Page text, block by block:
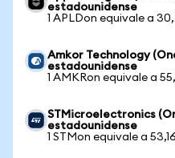
estadounidense
1 APLDon equivale a
Amkor Technology
estadounidense
1 AMKRon equivale a
STMicroelectronics
estadounidense
1 STMon equivale a